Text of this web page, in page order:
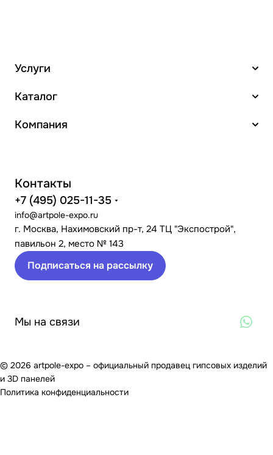
Услуги
Каталог
Компания
Контакты
+7 (495) 025-11-35
info@artpole-expo.ru
г. Москва, Нахимовский пр-т, 24 ТЦ "Экспострой",
павильон 2, место № 143
Подписаться на рассылку
Мы на связи
© 2026 artpole-expo – официальный продавец гипсовых изделий
и 3D панелей
Политика конфиденциальности